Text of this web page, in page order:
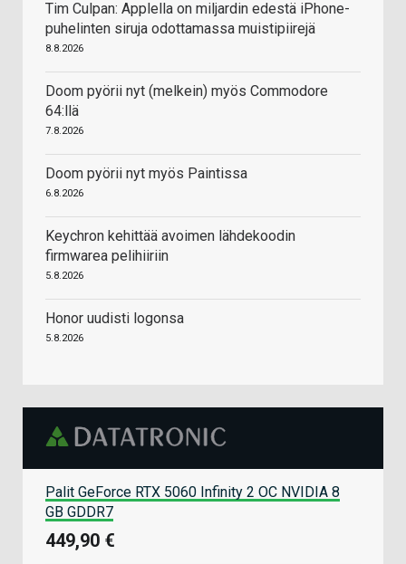
Tim Culpan: Applella on miljardin edestä iPhone-
puhelinten siruja odottamassa muistipiirejä
8.8.2026
Doom pyörii nyt (melkein) myös Commodore
64:llä
7.8.2026
Doom pyörii nyt myös Paintissa
6.8.2026
Keychron kehittää avoimen lähdekoodin
firmwarea pelihiiriin
5.8.2026
Honor uudisti logonsa
5.8.2026
Palit GeForce RTX 5060 Infinity 2 OC NVIDIA 8
GB GDDR7
449,90 €